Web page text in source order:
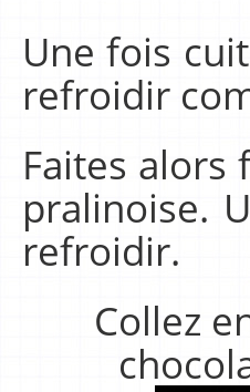
Une fois
refroidir
Faites
pralinoise.
refroidir.
Collez